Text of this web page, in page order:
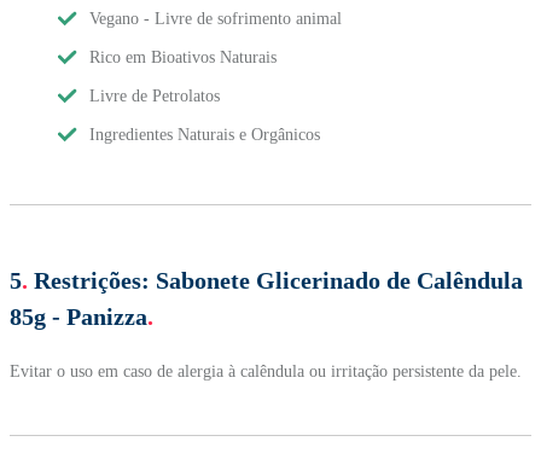
Vegano - Livre de sofrimento animal
Rico em Bioativos Naturais
Livre de Petrolatos
Ingredientes Naturais e Orgânicos
5. Restrições: Sabonete Glicerinado de Calêndula
85g - Panizza.
Evitar o uso em caso de alergia à calêndula ou irritação persistente da pele.